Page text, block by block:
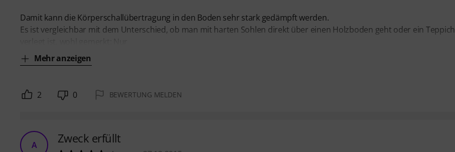
Damit kann die Körperschallübertragung in den Boden sehr stark gedämpft werden.
Es ist vergleichbar mit dem Unterschied, ob man mit harten Sohlen direkt über einen Holzboden geht oder ein Teppich
Mehr anzeigen
2 0 BEWERTUNG MELDEN
A Zweck erfüllt